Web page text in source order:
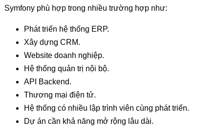
Symfony phù hợp trong nhiều trường hợp như:
Phát triển hệ thống ERP.
Xây dựng CRM.
Website doanh nghiệp.
Hệ thống quản trị nội bộ.
API Backend.
Thương mại điện tử.
Hệ thống có nhiều lập trình viên cùng phát triển.
Dự án cần khả năng mở rộng lâu dài.